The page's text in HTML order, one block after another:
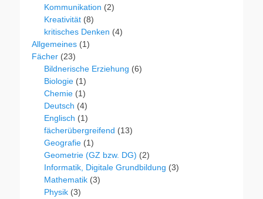
Kommunikation (2)
Kreativität (8)
kritisches Denken (4)
Allgemeines (1)
Fächer (23)
Bildnerische Erziehung (6)
Biologie (1)
Chemie (1)
Deutsch (4)
Englisch (1)
fächerübergreifend (13)
Geografie (1)
Geometrie (GZ bzw. DG) (2)
Informatik, Digitale Grundbildung (3)
Mathematik (3)
Physik (3)